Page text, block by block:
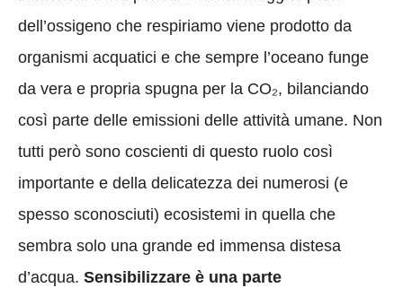
dell’ossigeno che respiriamo viene prodotto da
organismi acquatici e che sempre l’oceano funge
da vera e propria spugna per la CO₂, bilanciando
così parte delle emissioni delle attività umane. Non
tutti però sono coscienti di questo ruolo così
importante e della delicatezza dei numerosi (e
spesso sconosciuti) ecosistemi in quella che
sembra solo una grande ed immensa distesa
d’acqua. Sensibilizzare è una parte